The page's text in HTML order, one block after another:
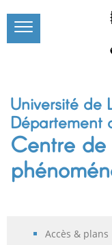
Université de
Département
Centre de
Accès & plans